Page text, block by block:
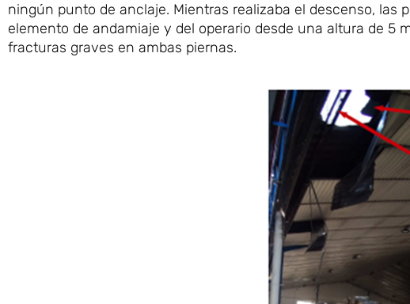
ningún punto de anclaje. Mientras realizaba el descenso, las
elemento de andamiaje y del operario desde una altura de 5
fracturas graves en ambas piernas.